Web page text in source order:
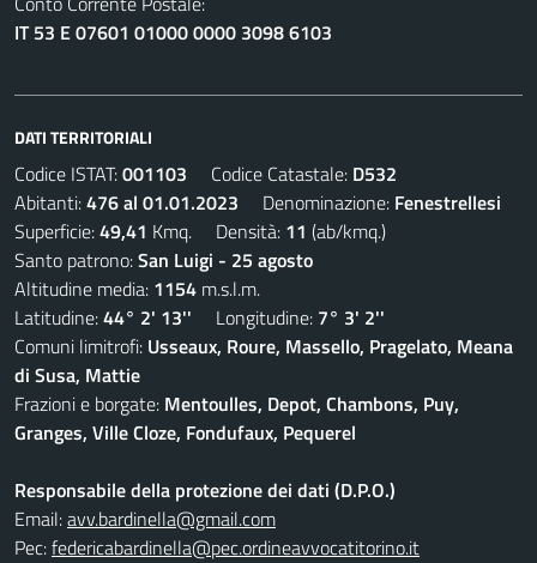
IT 53 E 07601 01000 0000 3098 6103
DATI TERRITORIALI
Codice ISTAT:001103 Codice Catastale: D532
Abitanti:476 al 01.01.2023 Denominazione: Fenestrellesi
Superficie:49,41 Kmq. Densità: 11 (ab/kmq.)
Santo patrono:San Luigi - 25 agosto
Altitudine media: 1154 m.s.l.m.
Latitudine:44° 2' 13'' Longitudine: 7° 3' 2''
Comuni limitrofi: Usseaux, Roure, Massello, Pragelato, Meana
di Susa, Mattie
Frazioni e borgate: Mentoulles, Depot, Chambons, Puy,
Granges, Ville Cloze, Fondufaux, Pequerel
Responsabile della protezione dei dati (D.P.O.)
Email:avv.bardinella@gmail.com
Pec:federicabardinella@pec.ordineavvocatitorino.it